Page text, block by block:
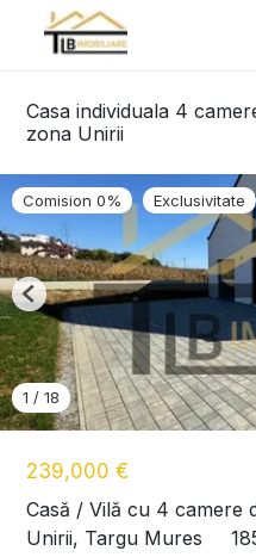
Casa individuala 4
zona Unirii
239,000 €
Casă / Vilă cu 4 camere
Unirii, Targu Mures
Comision 0% Exclusivitate
1 / 18
Previous